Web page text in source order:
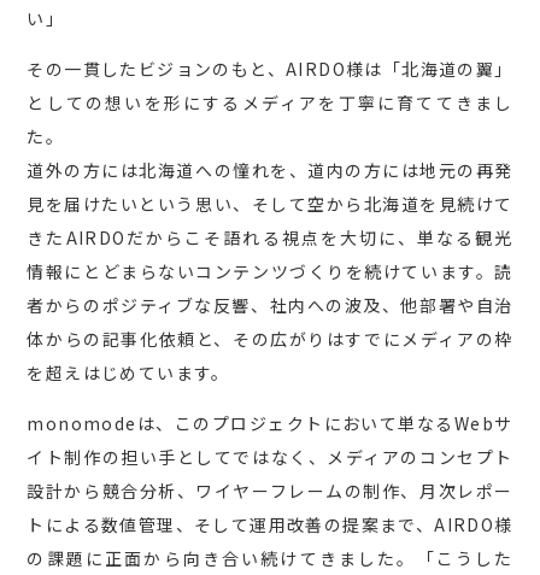
い」
その一貫したビジョンのもと、AIRDO様は「北海道の翼」
としての想いを形にするメディアを丁寧に育ててきまし
た。
道外の方には北海道への憧れを、道内の方には地元の再発
見を届けたいという思い、そして空から北海道を見続けて
きたAIRDOだからこそ語れる視点を大切に、単なる観光
情報にとどまらないコンテンツづくりを続けています。読
者からのポジティブな反響、社内への波及、他部署や自治
体からの記事化依頼と、その広がりはすでにメディアの枠
を超えはじめています。
monomodeは、このプロジェクトにおいて単なるWebサ
イト制作の担い手としてではなく、メディアのコンセプト
設計から競合分析、ワイヤーフレームの制作、月次レポー
トによる数値管理、そして運用改善の提案まで、AIRDO様
の課題に正面から向き合い続けてきました。「こうした